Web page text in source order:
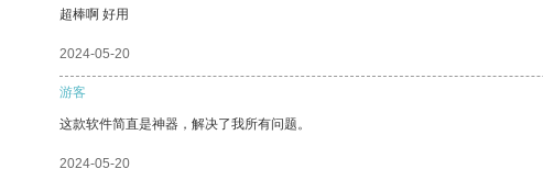
超棒啊 好用
2024-05-20
游客
这款软件简直是神器，解决了我所有问题。
2024-05-20